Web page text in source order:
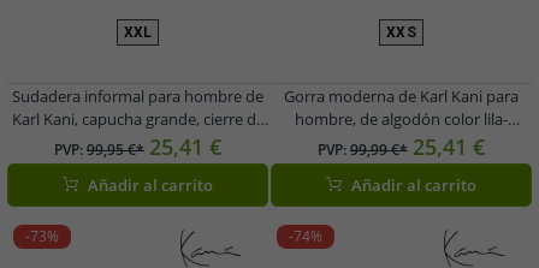
XXL
Sudadera informal para hombre de
Karl Kani, capucha grande, cierre de
cremallera, algodón de 400 g/m²,
marrón/rojo/beige/violeta/verde
PVP:99,95 €* 25,41 €
Añadir al carrito
XXS
Gorra moderna de Karl Kani para
hombre, de algodón color lila-
violeta.
PVP:99,99 €* 25,41 €
Añadir al carrito
-73% -74%